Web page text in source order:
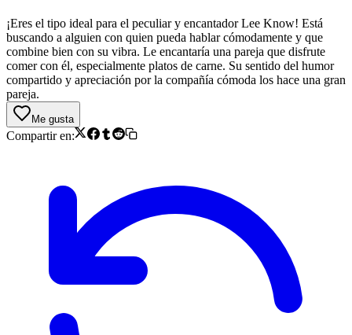
¡Eres el tipo ideal para el peculiar y encantador Lee Know! Está
buscando a alguien con quien pueda hablar cómodamente y que
combine bien con su vibra. Le encantaría una pareja que disfrute
comer con él, especialmente platos de carne. Su sentido del humor
compartido y apreciación por la compañía cómoda los hace una gran
pareja.
Me gusta
Compartir en: